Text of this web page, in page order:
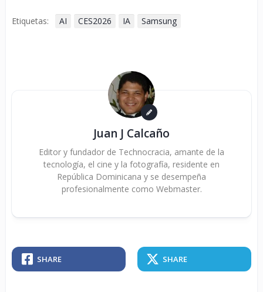
Etiquetas: AI CES2026 IA Samsung
Juan J Calcaño
Editor y fundador de Technocracia, amante de la
tecnología, el cine y la fotografía, residente en
República Dominicana y se desempeña
profesionalmente como Webmaster.
SHARE SHARE